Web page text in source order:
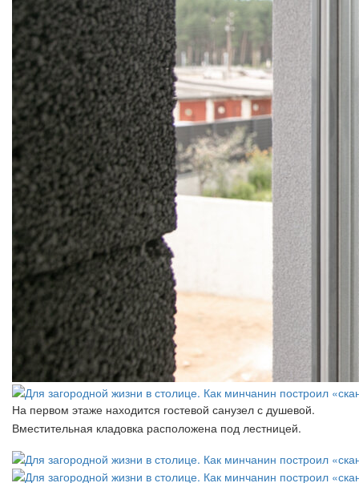
На первом этаже находится гостевой санузел с душевой.
Вместительная кладовка расположена под лестницей.